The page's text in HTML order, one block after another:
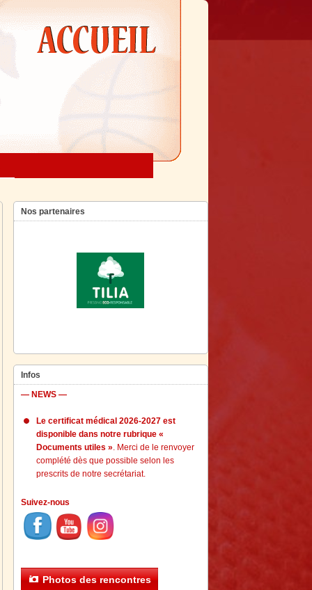
Nos partenaires
Infos
— NEWS —
Le certificat médical 2026-2027 est
disponible dans notre rubrique «
Documents utiles ». Merci de le renvoyer
complété dès que possible selon les
prescrits de notre secrétariat.
Suivez-nous
Photos des rencontres